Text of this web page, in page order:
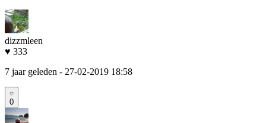
dizzmleen
♥ 333
7 jaar geleden - 27-02-2019 18:58
0